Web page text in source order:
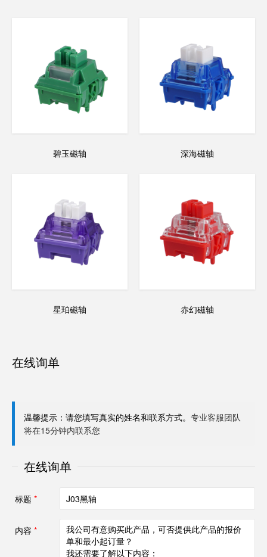
碧玉磁轴 深海磁轴
星珀磁轴 赤幻磁轴
在线询单